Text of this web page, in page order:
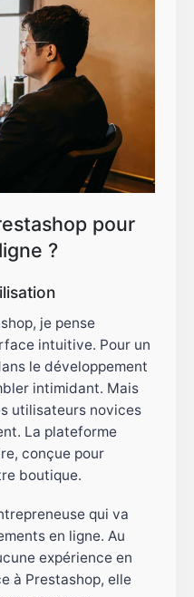
pour
?
je pense
intuitive. Pour un
le développement
intimidant. Mais
utilisateurs novices
La plateforme
conçue pour
boutique.
qui va
en ligne. Au
expérience en
à Prestashop, elle